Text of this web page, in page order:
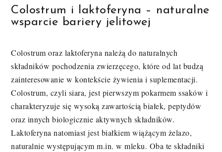
Colostrum i laktoferyna – naturalne
wsparcie bariery jelitowej
Colostrum oraz laktoferyna należą do naturalnych
składników pochodzenia zwierzęcego, które od lat budzą
zainteresowanie w kontekście żywienia i suplementacji.
Colostrum, czyli siara, jest pierwszym pokarmem ssaków i
charakteryzuje się wysoką zawartością białek, peptydów
oraz innych biologicznie aktywnych składników.
Laktoferyna natomiast jest białkiem wiążącym żelazo,
naturalnie występującym m.in. w mleku. Oba te składniki